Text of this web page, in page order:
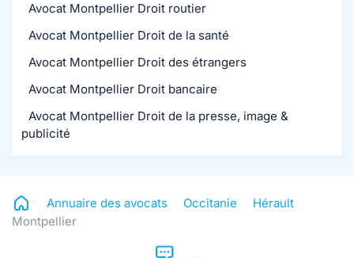
Avocat Montpellier Droit routier
Avocat Montpellier Droit de la santé
Avocat Montpellier Droit des étrangers
Avocat Montpellier Droit bancaire
Avocat Montpellier Droit de la presse, image &
publicité
Annuaire des avocats Occitanie
Hérault
Montpellier